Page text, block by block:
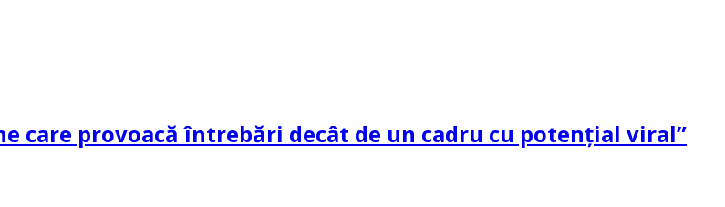
care provoacă întrebări decât de un cadru cu potenţial viral”